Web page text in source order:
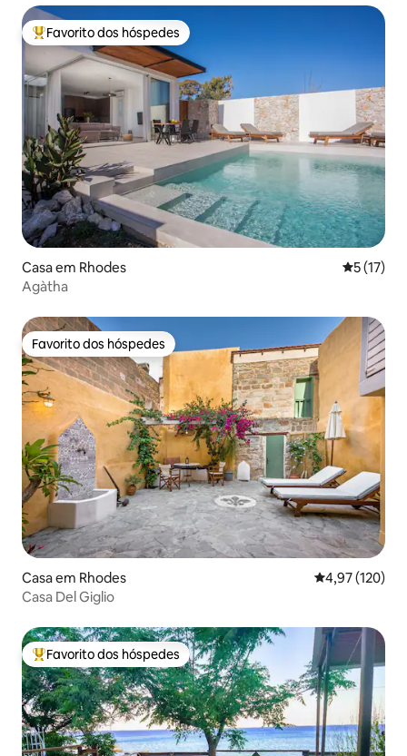
Favoritos dos hóspedes mais apreciados
Favorito dos hóspedes
Casa em Rhodes
5 (17)
Agàtha
Favorito dos hóspedes
Favorito dos hóspedes
Casa em Rhodes Classificação
4,97 (120)
Casa Del Giglio
Favoritos dos hóspedes mais apreciados
Favorito dos hóspedes